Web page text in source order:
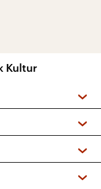
Kultur